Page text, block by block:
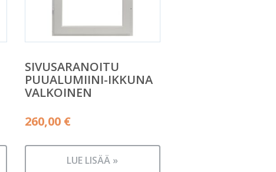
SIVUSARANOITU
PUUALUMIINI-IKKUNA
VALKOINEN
260,00 €
LUE LISÄÄ »